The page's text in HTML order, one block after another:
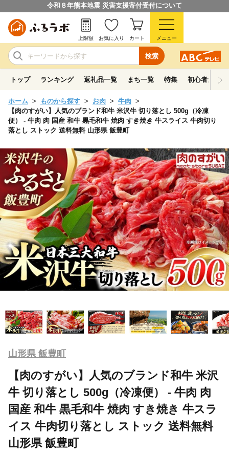
令和８年熊本地震 災害支援寄付受付について
検索
上限額 お気に入り カート メニュー
トップ ランキング 返礼品一覧 まち一覧 特集 初心者ガイド
ホーム ものから探す お肉
牛肉
【肉のすがい】人気のブランド和牛 米沢牛 切り落とし 500g（冷凍
便） - 牛肉 肉 国産 和牛 黒毛和牛 焼肉 すき焼き 牛スライス 牛肉切り
落とし ストック 送料無料 山形県 飯豊町
山形県 飯豊町
【肉のすがい】人気のブランド和牛 米沢
牛 切り落とし 500g（冷凍便） - 牛肉 肉
国産 和牛 黒毛和牛 焼肉 すき焼き 牛スラ
イス 牛肉切り落とし ストック 送料無料
山形県 飯豊町